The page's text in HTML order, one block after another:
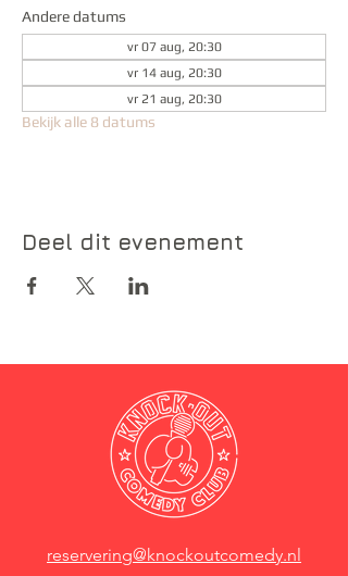
Andere datums
vr 07 aug, 20:30
vr 14 aug, 20:30
vr 21 aug, 20:30
Bekijk alle 8 datums
Deel dit evenement
reservering@knockoutcomedy.nl